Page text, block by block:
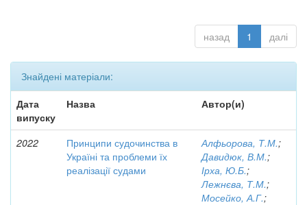
назад 1 далі
Знайдені матеріали:
Дата
випуску
Назва Автор(и)
2022
Принципи судочинства в
Україні та проблеми їх
реалізації судами
Алфьорова, Т.М.;
Давидюк, В.М.;
Ірха, Ю.Б.;
Лежнєва, Т.М.;
Мосейко, А.Г.;